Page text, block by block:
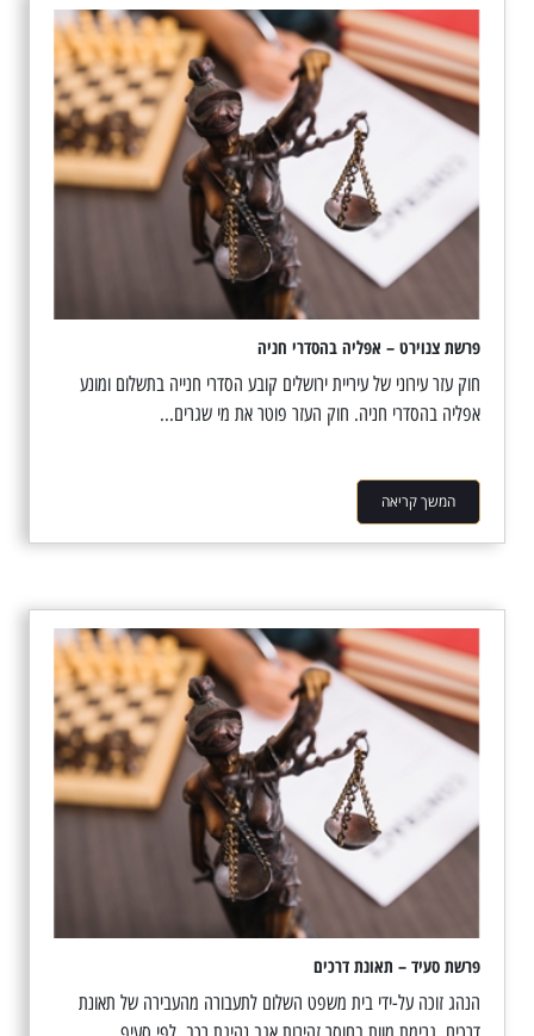
פרשת צנוירט – אפליה בהסדרי חניה
חוק עזר עירוני של עיריית ירושלים קובע הסדרי חנייה בתשלום ומונע
אפליה בהסדרי חניה. חוק העזר פוטר את מי שגרים...
המשך קריאה
פרשת סעיד – תאונת דרכים
הנהג זוכה על-ידי בית משפט השלום לתעבורה מהעבירה של תאונת